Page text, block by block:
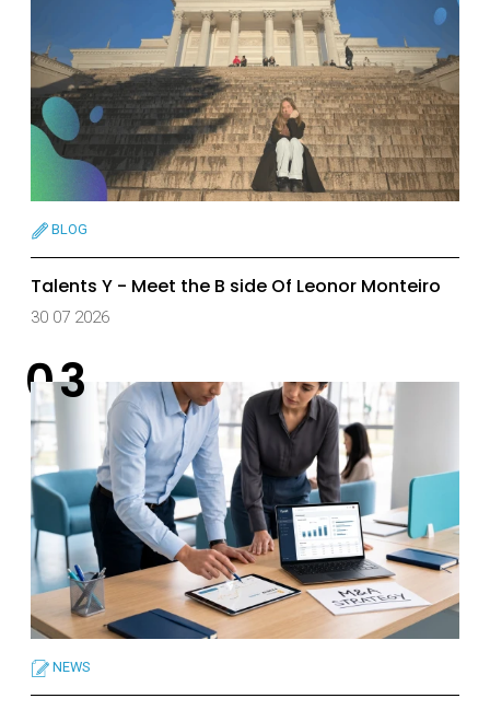
BLOG
Talents Y - Meet the B side Of Leonor Monteiro
30 07 2026
NEWS